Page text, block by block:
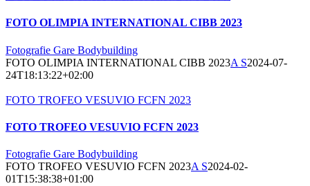
FOTO OLIMPIA INTERNATIONAL CIBB 2023
Fotografie Gare Bodybuilding
FOTO OLIMPIA INTERNATIONAL CIBB 2023A S2024-07-
24T18:13:22+02:00
FOTO TROFEO VESUVIO FCFN 2023
FOTO TROFEO VESUVIO FCFN 2023
Fotografie Gare Bodybuilding
FOTO TROFEO VESUVIO FCFN 2023A S2024-02-
01T15:38:38+01:00